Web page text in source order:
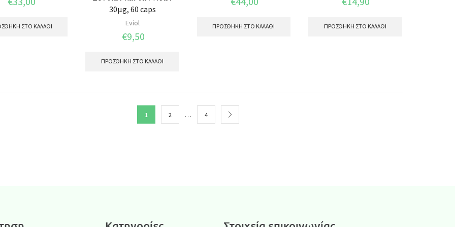
ΣΤΟ ΚΑΛΆΘΙ
30μg, 60 caps
Eviol
€9,50
ΠΡΟΣΘΉΚΗ ΣΤΟ ΚΑΛΆΘΙ
ΠΡΟΣΘΉΚΗ ΣΤΟ ΚΑΛΆΘΙ ΠΡΟΣΘΉΚΗ ΣΤΟ ΚΑΛΆΘΙ
1 2 … 4